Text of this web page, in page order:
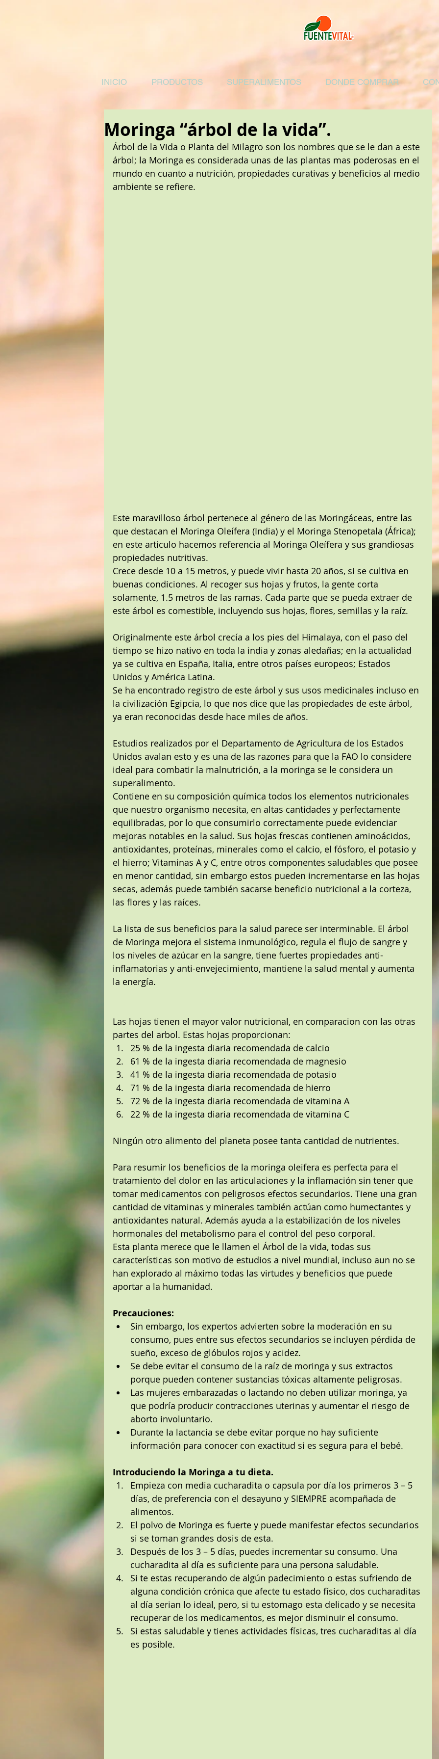
INICIO PRODUCTOS SUPERALIMENTOS DONDE COMPRAR
Moringa “árbol de la vida”.
Árbol de la Vida o Planta del Milagro son los nombres que se le dan a este
árbol; la Moringa es considerada unas de las plantas mas poderosas en el
mundo en cuanto a nutrición, propiedades curativas y beneficios al medio
ambiente se refiere.
Este maravilloso árbol pertenece al género de las Moringáceas, entre las
que destacan el Moringa Oleífera (India) y el Moringa Stenopetala (África);
en este articulo hacemos referencia al Moringa Oleífera y sus grandiosas
propiedades nutritivas.
Crece desde 10 a 15 metros, y puede vivir hasta 20 años, si se cultiva en
buenas condiciones. Al recoger sus hojas y frutos, la gente corta
solamente, 1.5 metros de las ramas. Cada parte que se pueda extraer de
este árbol es comestible, incluyendo sus hojas, flores, semillas y la raíz.
Originalmente este árbol crecía a los pies del Himalaya, con el paso del
tiempo se hizo nativo en toda la india y zonas aledañas; en la actualidad
ya se cultiva en España, Italia, entre otros países europeos; Estados
Unidos y América Latina.
Se ha encontrado registro de este árbol y sus usos medicinales incluso en
la civilización Egipcia, lo que nos dice que las propiedades de este árbol,
ya eran reconocidas desde hace miles de años.
Estudios realizados por el Departamento de Agricultura de los Estados
Unidos avalan esto y es una de las razones para que la FAO lo considere
ideal para combatir la malnutrición, a la moringa se le considera un
superalimento.
Contiene en su composición química todos los elementos nutricionales
que nuestro organismo necesita, en altas cantidades y perfectamente
equilibradas, por lo que consumirlo correctamente puede evidenciar
mejoras notables en la salud. Sus hojas frescas contienen aminoácidos,
antioxidantes, proteínas, minerales como el calcio, el fósforo, el potasio y
el hierro; Vitaminas A y C, entre otros componentes saludables que posee
en menor cantidad, sin embargo estos pueden incrementarse en las hojas
secas, además puede también sacarse beneficio nutricional a la corteza,
las flores y las raíces.
La lista de sus beneficios para la salud parece ser interminable. El árbol
de Moringa mejora el sistema inmunológico, regula el flujo de sangre y
los niveles de azúcar en la sangre, tiene fuertes propiedades anti-
inflamatorias y anti-envejecimiento, mantiene la salud mental y aumenta
la energía.
Las hojas tienen el mayor valor nutricional, en comparacion con las otras
partes del arbol. Estas hojas proporcionan:
25 % de la ingesta diaria recomendada de calcio
61 % de la ingesta diaria recomendada de magnesio
41 % de la ingesta diaria recomendada de potasio
71 % de la ingesta diaria recomendada de hierro
72 % de la ingesta diaria recomendada de vitamina A
22 % de la ingesta diaria recomendada de vitamina C
Ningún otro alimento del planeta posee tanta cantidad de nutrientes.
Para resumir los beneficios de la moringa oleifera es perfecta para el
tratamiento del dolor en las articulaciones y la inflamación sin tener que
tomar medicamentos con peligrosos efectos secundarios. Tiene una gran
cantidad de vitaminas y minerales también actúan como humectantes y
antioxidantes natural. Además ayuda a la estabilización de los niveles
hormonales del metabolismo para el control del peso corporal.
Esta planta merece que le llamen el Árbol de la vida, todas sus
características son motivo de estudios a nivel mundial, incluso aun no se
han explorado al máximo todas las virtudes y beneficios que puede
aportar a la humanidad.
Precauciones:
Sin embargo, los expertos advierten sobre la moderación en su
consumo, pues entre sus efectos secundarios se incluyen pérdida de
sueño, exceso de glóbulos rojos y acidez.
Se debe evitar el consumo de la raíz de moringa y sus extractos
porque pueden contener sustancias tóxicas altamente peligrosas.
Las mujeres embarazadas o lactando no deben utilizar moringa, ya
que podría producir contracciones uterinas y aumentar el riesgo de
aborto involuntario.
Durante la lactancia se debe evitar porque no hay suficiente
información para conocer con exactitud si es segura para el bebé.
Introduciendo la Moringa a tu dieta.
Empieza con media cucharadita o capsula por día los primeros 3 – 5
días, de preferencia con el desayuno y SIEMPRE acompañada de
alimentos.
El polvo de Moringa es fuerte y puede manifestar efectos secundarios
si se toman grandes dosis de esta.
Después de los 3 – 5 días, puedes incrementar su consumo. Una
cucharadita al día es suficiente para una persona saludable.
Si te estas recuperando de algún padecimiento o estas sufriendo de
alguna condición crónica que afecte tu estado físico, dos cucharaditas
al día serian lo ideal, pero, si tu estomago esta delicado y se necesita
recuperar de los medicamentos, es mejor disminuir el consumo.
Si estas saludable y tienes actividades físicas, tres cucharaditas al día
es posible.